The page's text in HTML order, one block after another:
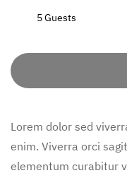
5 Guests
Lorem dolor sed
enim. Viverra orci
elementum curabitur